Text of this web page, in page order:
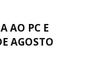
AO PC E
AGOSTO